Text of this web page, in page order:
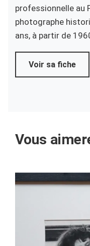
professionnelle au
photographe
ans, à partir de
Voir sa fiche
Vous